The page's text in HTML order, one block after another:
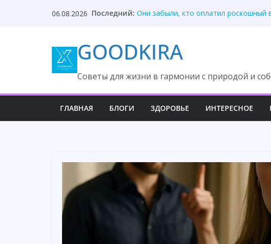
06.08.2026 Последний: Они забыли, кто оплатил роскошный
После унижения невестка изменила
GOODKIRA
Cоветы для жизни в гармонии с природой и
ГЛАВНАЯ БЛОГИ ЗДОРОВЬЕ ИНТЕРЕСНОЕ